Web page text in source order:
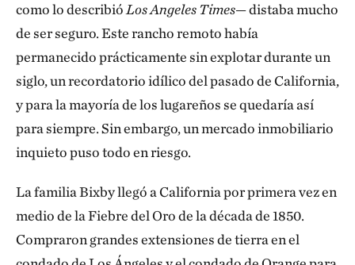
como lo describió Los Angeles Times— distaba mucho
de ser seguro. Este rancho remoto había
permanecido prácticamente sin explotar durante un
siglo, un recordatorio idílico del pasado de California,
y para la mayoría de los lugareños se quedaría así
para siempre. Sin embargo, un mercado inmobiliario
inquieto puso todo en riesgo.
La familia Bixby llegó a California por primera vez en
medio de la Fiebre del Oro de la década de 1850.
Compraron grandes extensiones de tierra en el